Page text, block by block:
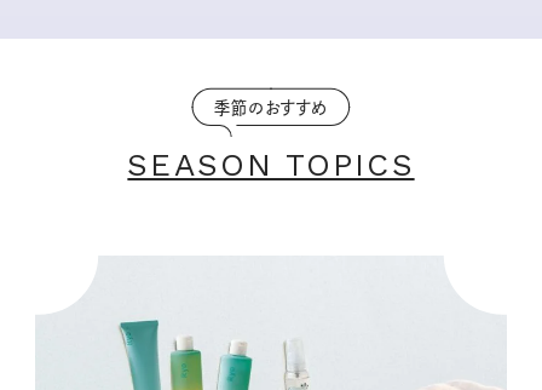
季節のおすすめ
SEASON TOPICS